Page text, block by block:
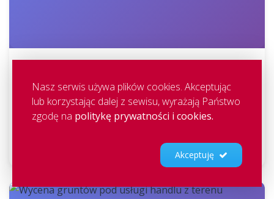
Wycena portfela działek
W II kwartale wyceniliśmy portfel działek
Nasz serwis używa plików cookies. Akceptując
lub korzystając dalej z sewisu, wyrażają Państwo
zgodę na politykę prywatności i cookies.
Akceptuję